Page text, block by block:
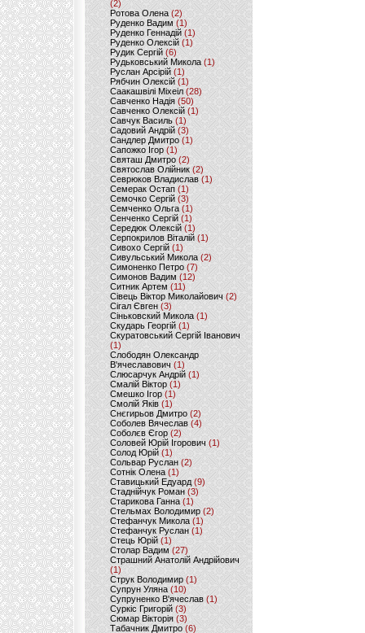
(2)
Ротова Олена(2)
Руденко Вадим (1)
Руденко Геннадій (1)
Руденко Олексій(1)
Рудик Сергій(6)
Рудьковський Микола (1)
Руслан Арсірій(1)
Рябчин Олексій (1)
Саакашвілі Міхеіл(28)
Савченко Надія (50)
Савченко Олексій(1)
Савчук Василь (1)
Садовий Андрій (3)
Сандлер Дмитро(1)
Сапожко Ігор(1)
Святаш Дмитро (2)
Святослав Олійник (2)
Севрюков Владислав (1)
Семерак Остап (1)
Семочко Сергій (3)
Семченко Ольга (1)
Сенченко Сергій(1)
Середюк Олексій(1)
Серпокрилов Віталій(1)
Сивохо Сергій(1)
Сивульський Микола(2)
Симоненко Петро(7)
Симонов Вадим (12)
Ситник Артем(11)
Сівець Віктор Миколайович(2)
Сігал Євген (3)
Сіньковский Микола(1)
Скударь Георгій (1)
Скуратовський Сергій Іванович
(1)
Слободян Олександр
В'ячеславович(1)
Слюсарчук Андрій(1)
Смалій Віктор (1)
Смешко Ігор (1)
Смолій Яків (1)
Снєгирьов Дмитро (2)
Соболев Вячеслав (4)
Соболєв Єгор(2)
Соловей Юрій Ігорович (1)
Солод Юрій (1)
Сольвар Руслан (2)
Сотнік Олена(1)
Ставицький Едуард (9)
Стаднійчук Роман(3)
Старикова Ганна (1)
Стельмах Володимир(2)
Стефанчук Микола (1)
Стефанчук Руслан (1)
Стець Юрій (1)
Столар Вадим(27)
Страшний Анатолій Андрійович
(1)
Струк Володимир (1)
Супрун Уляна (10)
Супруненко В'ячеслав (1)
Суркіс Григорій (3)
Сюмар Вікторія (3)
Табачник Дмитро (6)